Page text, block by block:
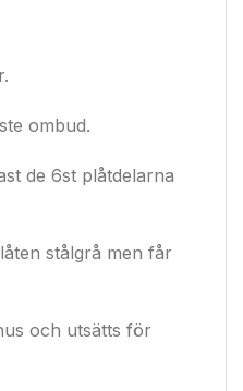
ombud.
de 6st plåtdelarna
stålgrå men får
och utsätts för